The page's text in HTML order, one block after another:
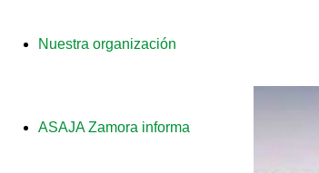
Nuestra organización
ASAJA Zamora informa